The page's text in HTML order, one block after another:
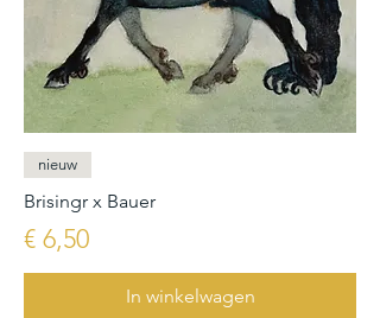
nieuw
Brisingr x Bauer
Prijs
€ 6,50
In winkelwagen